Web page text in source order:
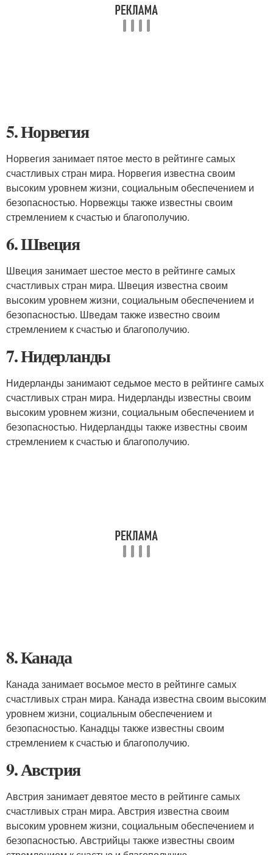
5. Норвегия
Норвегия занимает пятое место в рейтинге самых
счастливых стран мира. Норвегия известна своим
высоким уровнем жизни, социальным обеспечением и
безопасностью. Норвежцы также известны своим
стремлением к счастью и благополучию.
6. Швеция
Швеция занимает шестое место в рейтинге самых
счастливых стран мира. Швеция известна своим
высоким уровнем жизни, социальным обеспечением и
безопасностью. Шведам также известно своим
стремлением к счастью и благополучию.
7. Нидерланды
Нидерланды занимают седьмое место в рейтинге самых
счастливых стран мира. Нидерланды известны своим
высоким уровнем жизни, социальным обеспечением и
безопасностью. Нидерландцы также известны своим
стремлением к счастью и благополучию.
8. Канада
Канада занимает восьмое место в рейтинге самых
счастливых стран мира. Канада известна своим высоким
уровнем жизни, социальным обеспечением и
безопасностью. Канадцы также известны своим
стремлением к счастью и благополучию.
9. Австрия
Австрия занимает девятое место в рейтинге самых
счастливых стран мира. Австрия известна своим
высоким уровнем жизни, социальным обеспечением и
безопасностью. Австрийцы также известны своим